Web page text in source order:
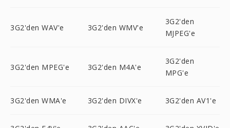
3G2'den WAV'e 3G2'den WMV'e
3G2'den
MJPEG'e
3G2'den MPEG'e 3G2'den M4A'e
3G2'den
MPG'e
3G2'den WMA'e 3G2'den DIVX'e 3G2'den AV1'e